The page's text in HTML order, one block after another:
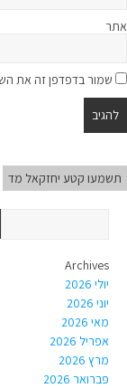
אתר
שמור בדפדפן זה את
תשמעו קטע יחזקאל מד
Archives
יולי 2026
יוני 2026
מאי 2026
אפריל 2026
מרץ 2026
פברואר 2026